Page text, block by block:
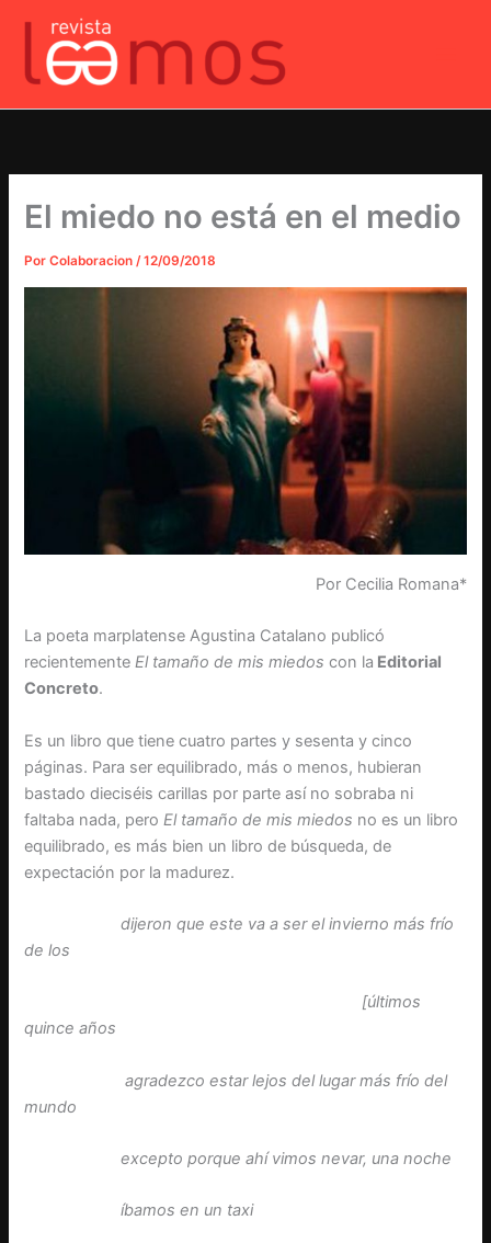
contenido
El miedo no está en el medio
PorColaboracion/12/09/2018
Por Cecilia Romana*
La poeta marplatense Agustina Catalano publicó
recientementeEl tamaño de mis miedos con la Editorial
Concreto.
Es un libro que tiene cuatro partes y sesenta y cinco
páginas. Para ser equilibrado, más o menos, hubieran
bastado dieciséis carillas por parte así no sobraba ni
faltaba nada, peroEl tamaño de mis miedos no es un libro
equilibrado, es más bien un libro de búsqueda, de
expectación por la madurez.
dijeron que este va a ser el invierno más frío
de los
[últimos
quince años
agradezco estar lejos del lugar más frío del
mundo
excepto porque ahí vimos nevar, una noche
íbamos en un taxi